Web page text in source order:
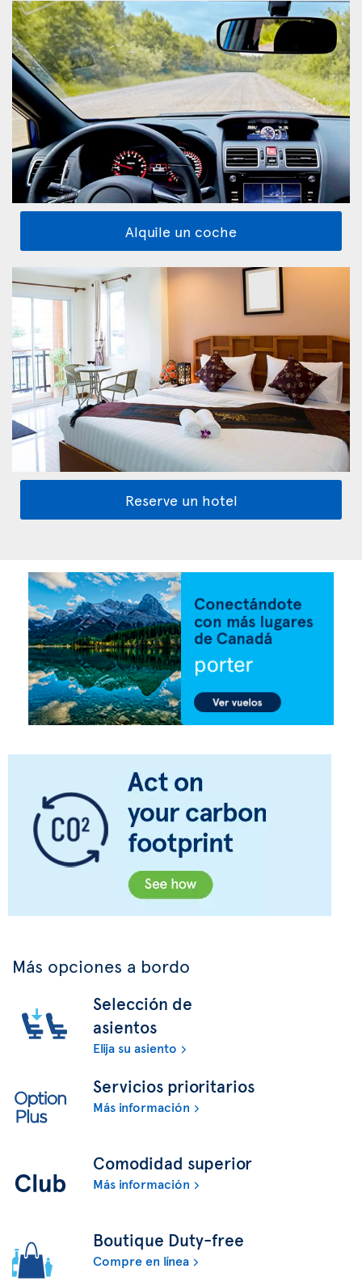
Alquile un coche
Reserve un hotel
Más opciones a bordo
Selección de
asientos
Elija su asiento
Servicios prioritarios
Más información
Comodidad superior
Más información
Boutique Duty-free
Compre en línea